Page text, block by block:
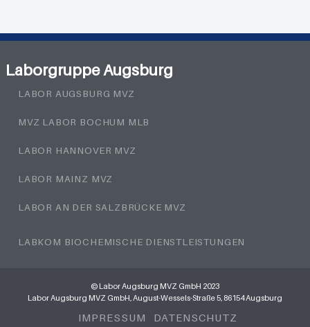
© Labor Augsburg MVZ GmbH 2023
Labor Augsburg MVZ GmbH, August-Wessels-Straße 5, 86154 Augsburg
IMPRESSUM DATENSCHUTZ
Laborgruppe Augsburg
LABOR AUGSBURG MVZ
MVZ LABOR BOCHUM MLB
LABOR HANNOVER MVZ
LABOR MAINZ MVZ
LABOR AN DER SALZBRÜCKE MVZ
LABKOM BIOCHEMISCHE DIENSTLEISTUNGEN